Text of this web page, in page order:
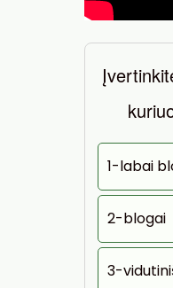
1-labai
2-blogai
3-